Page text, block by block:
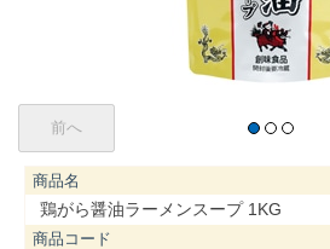
商品名
鶏がら醤油ラーメンスープ 1KG
商品コード